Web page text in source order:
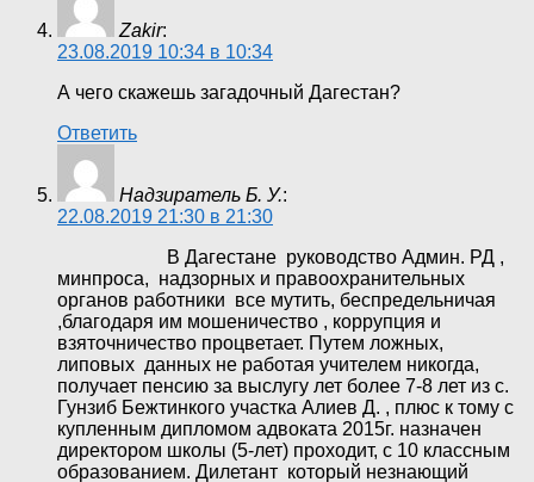
Zakir:
23.08.2019 10:34 в 10:34
А чего скажешь загадочный Дагестан?
Ответить
Надзиратель Б. У.:
22.08.2019 21:30 в 21:30
В Дагестане руководство Админ. РД ,
минпроса, надзорных и правоохранительных
органов работники все мутить, беспредельничая
,благодаря им мошеничество , коррупция и
взяточничество процветает. Путем ложных,
липовых данных не работая учителем никогда,
получает пенсию за выслугу лет более 7-8 лет из с.
Гунзиб Бежтинкого участка Алиев Д. , плюс к тому с
купленным дипломом адвоката 2015г. назначен
директором школы (5-лет) проходит, c 10 классным
образованием. Дилетант который незнающий